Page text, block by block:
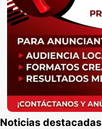
Noticias destacadas